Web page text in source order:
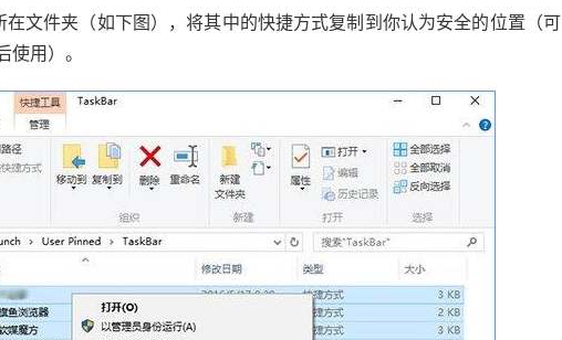
件夹（如下图），将其中的快捷方式复制到你认为安全的位置（可
用）。